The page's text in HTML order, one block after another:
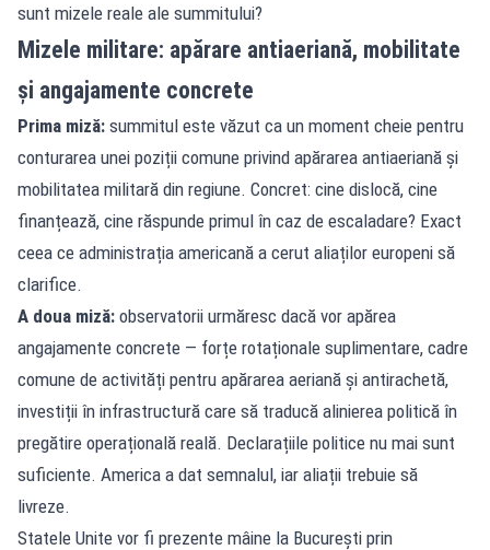
sunt mizele reale ale summitului?
Mizele militare: apărare antiaeriană, mobilitate
și angajamente concrete
Prima miză: summitul este văzut ca un moment cheie pentru
conturarea unei poziții comune privind apărarea antiaeriană și
mobilitatea militară din regiune. Concret: cine dislocă, cine
finanțează, cine răspunde primul în caz de escaladare? Exact
ceea ce administrația americană a cerut aliaților europeni să
clarifice.
A doua miză: observatorii urmăresc dacă vor apărea
angajamente concrete — forțe rotaționale suplimentare, cadre
comune de activități pentru apărarea aeriană și antirachetă,
investiții în infrastructură care să traducă alinierea politică în
pregătire operațională reală. Declarațiile politice nu mai sunt
suficiente. America a dat semnalul, iar aliații trebuie să
livreze.
Statele Unite vor fi prezente mâine la București prin